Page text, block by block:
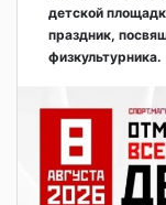
детской
праздник,
физкультурника.